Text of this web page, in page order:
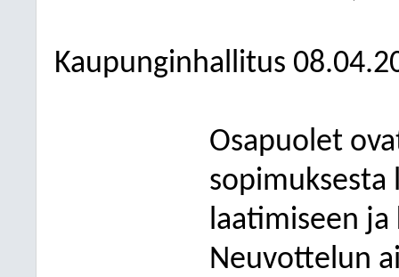
Kaupunginhallitus
Osapuolet
sopimuksesta
laatimiseen
Neuvottelun